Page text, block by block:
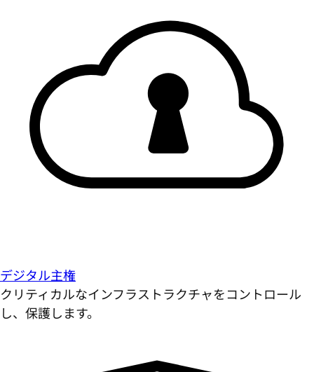
デジタル主権
クリティカルなインフラストラクチャをコントロール
し、保護します。